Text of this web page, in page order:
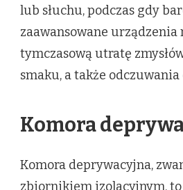
lub słuchu, podczas gdy
zaawansowane urządzenia
tymczasową utratę
smaku, a także
Komora
Komora deprywacyjna,
zbiornikiem izolacyjnym, to